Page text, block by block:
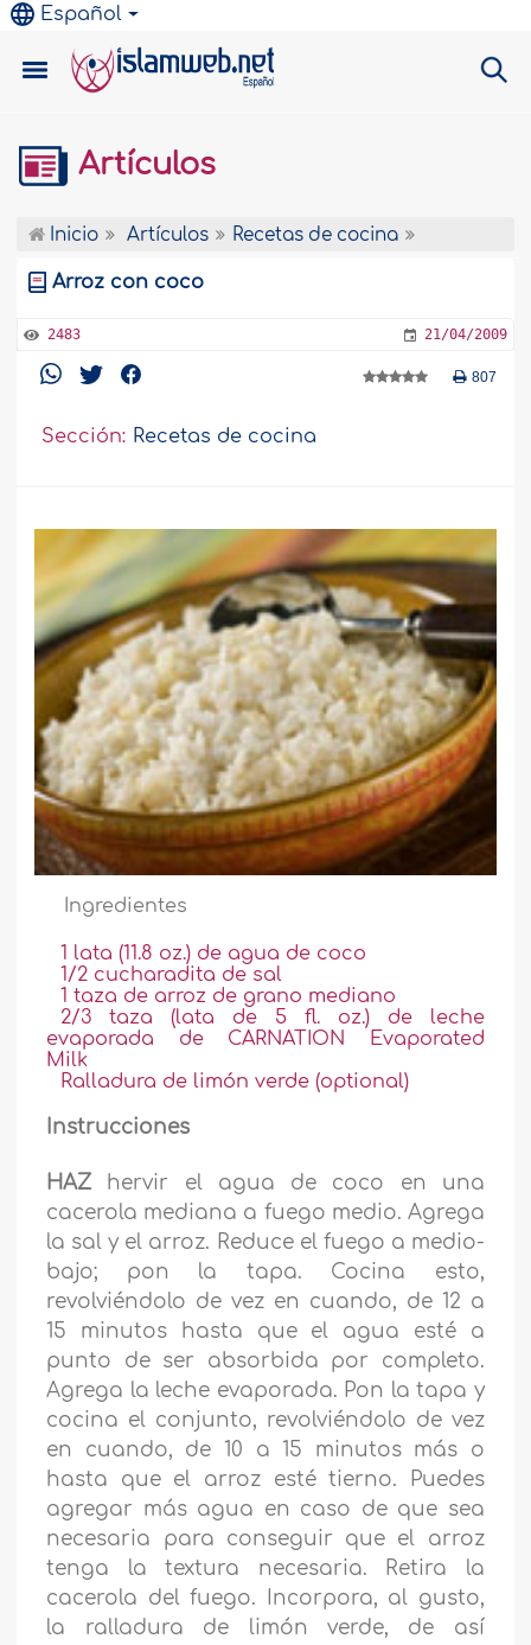
Español
Artículos
Inicio Artículos Recetas de cocina
Arroz con coco
2483 21/04/2009
807
Sección: Recetas de cocina
Ingredientes
1 lata (11.8 oz.) de agua de coco
1/2 cucharadita de sal
1 taza de arroz de grano mediano
2/3 taza (lata de 5 fl. oz.) de leche
evaporada de CARNATION Evaporated
Milk
Ralladura de limón verde (optional)
Instrucciones
HAZ hervir el agua de coco en una
cacerola mediana a fuego medio. Agrega
la sal y el arroz. Reduce el fuego a medio-
bajo; pon la tapa. Cocina esto,
revolviéndolo de vez en cuando, de 12 a
15 minutos hasta que el agua esté a
punto de ser absorbida por completo.
Agrega la leche evaporada. Pon la tapa y
cocina el conjunto, revolviéndolo de vez
en cuando, de 10 a 15 minutos más o
hasta que el arroz esté tierno. Puedes
agregar más agua en caso de que sea
necesaria para conseguir que el arroz
tenga la textura necesaria. Retira la
cacerola del fuego. Incorpora, al gusto,
la ralladura de limón verde, de así